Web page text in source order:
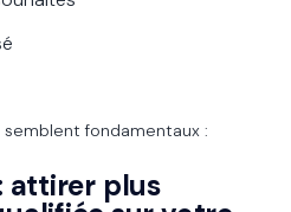
fondamentaux :
attirer plus